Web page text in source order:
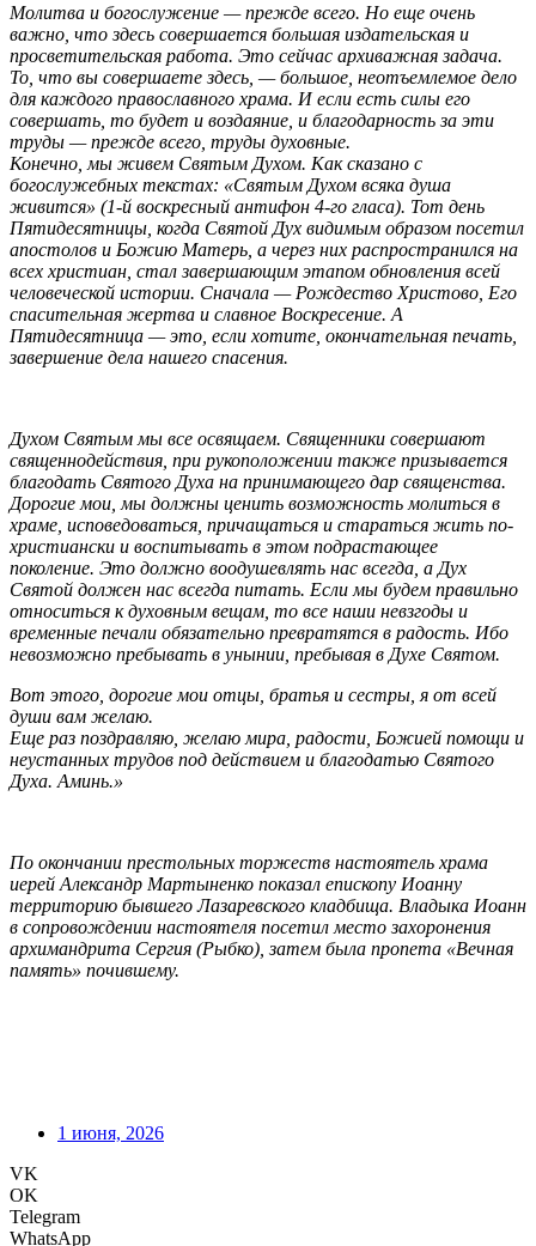
Молитва и богослужение — прежде всего. Но еще очень
важно, что здесь совершается большая издательская и
просветительская работа. Это сейчас архиважная задача.
То, что вы совершаете здесь, — большое, неотъемлемое дело
для каждого православного храма. И если есть силы его
совершать, то будет и воздаяние, и благодарность за эти
труды — прежде всего, труды духовные.
Конечно, мы живем Святым Духом. Как сказано с
богослужебных текстах: «Святым Духом всяка душа
живится» (1-й воскресный антифон 4-го гласа). Тот день
Пятидесятницы, когда Святой Дух видимым образом посетил
апостолов и Божию Матерь, а через них распространился на
всех христиан, стал завершающим этапом обновления всей
человеческой истории. Сначала — Рождество Христово, Его
спасительная жертва и славное Воскресение. А
Пятидесятница — это, если хотите, окончательная печать,
завершение дела нашего спасения.
Духом Святым мы все освящаем. Священники совершают
священнодействия, при рукоположении также призывается
благодать Святого Духа на принимающего дар священства.
Дорогие мои, мы должны ценить возможность молиться в
храме, исповедоваться, причащаться и стараться жить по-
христиански и воспитывать в этом подрастающее
поколение. Это должно воодушевлять нас всегда, а Дух
Святой должен нас всегда питать. Если мы будем правильно
относиться к духовным вещам, то все наши невзгоды и
временные печали обязательно превратятся в радость. Ибо
невозможно пребывать в унынии, пребывая в Духе Святом.
Вот этого, дорогие мои отцы, братья и сестры, я от всей
души вам желаю.
Еще раз поздравляю, желаю мира, радости, Божией помощи и
неустанных трудов под действием и благодатью Святого
Духа. Аминь.»
По окончании престольных торжеств настоятель храма
иерей Александр Мартыненко показал епископу Иоанну
территорию бывшего Лазаревского кладбища. Владыка Иоанн
в сопровождении настоятеля посетил место захоронения
архимандрита Сергия (Рыбко), затем была пропета «Вечная
память» почившему.
1 июня, 2026
VK
OK
Telegram
WhatsApp